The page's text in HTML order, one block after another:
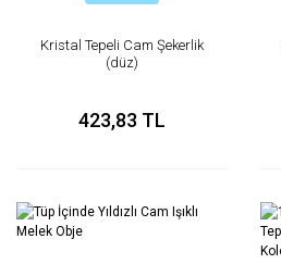
Kristal Tepeli Cam Şekerlik
(düz)
423,83 TL